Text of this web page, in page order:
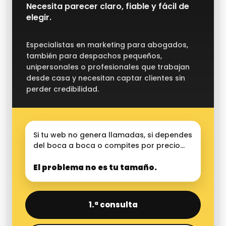
Necesita parecer claro, fiable y fácil de
elegir.
Especialistas en marketing para abogados,
también para despachos pequeños,
unipersonales o profesionales que trabajan
desde casa y necesitan captar clientes sin
perder credibilidad.
Si tu web no genera llamadas, si dependes
del boca a boca o compites por precio…
El problema no es tu tamaño.
1.ª consulta